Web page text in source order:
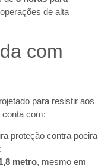
de alta
com
para resistir aos
conta com:
proteção contra poeira
metro, mesmo em